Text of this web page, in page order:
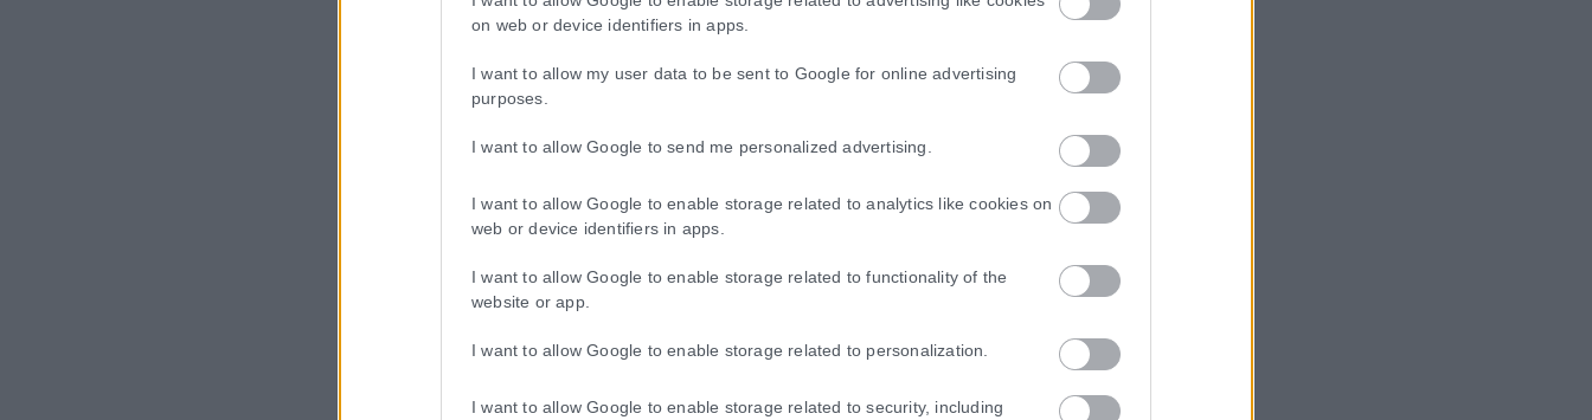
on web or device identifiers in apps.
I want to allow my user data to be sent to Google for online advertising
purposes.
I want to allow Google to send me personalized advertising.
I want to allow Google to enable storage related to analytics like cookies on
web or device identifiers in apps.
I want to allow Google to enable storage related to functionality of the
website or app.
I want to allow Google to enable storage related to personalization.
I want to allow Google to enable storage related to security, including